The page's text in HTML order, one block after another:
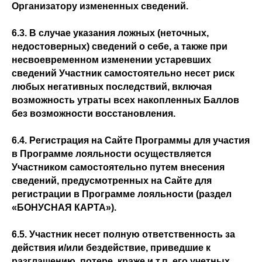
Организатору измененных сведений.
6.3. В случае указания ложных (неточных,
недостоверных) сведений о себе, а также при
несвоевременном изменении устаревших
сведений Участник самостоятельно несет риск
любых негативных последствий, включая
возможность утраты всех накопленных Баллов
без возможности восстановления.
6.4. Регистрация на Сайте Программы для участия
в Программе лояльности осуществляется
Участником самостоятельно путем внесения
сведений, предусмотренных на Сайте для
регистрации в Программе лояльности (раздел
«БОНУСНАЯ КАРТА»).
6.5. Участник несет полную ответственность за
действия и/или бездействие, приведшие к